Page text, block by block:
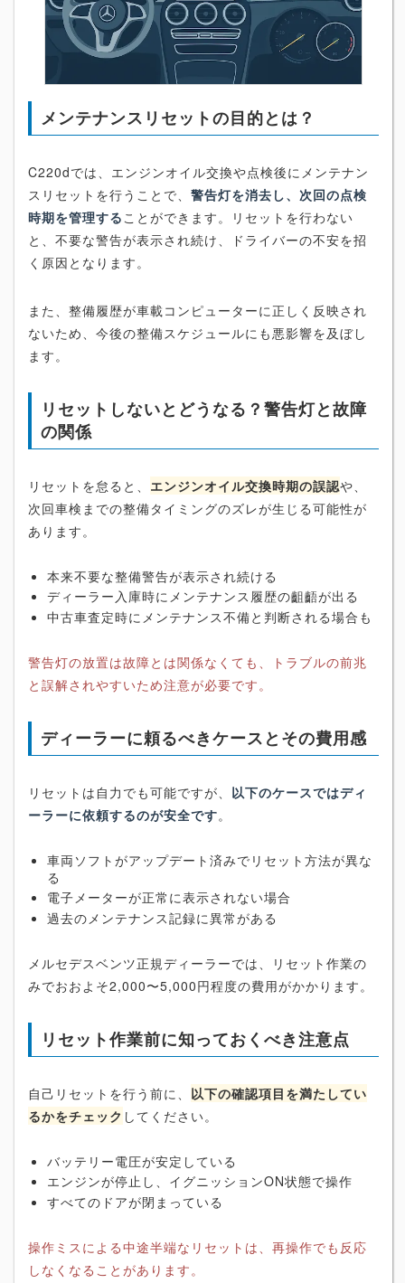
メンテナンスリセットの目的とは？
C220dでは、エンジンオイル交換や点検後にメンテナン
スリセットを行うことで、 警告灯を消去し、次回の点検
時期を管理する ことができます。リセットを行わない
と、不要な警告が表示され続け、ドライバーの不安を招
く原因となります。
また、整備履歴が車載コンピューターに正しく反映され
ないため、今後の整備スケジュールにも悪影響を及ぼし
ます。
リセットしないとどうなる？警告灯と故障
の関係
リセットを怠ると、 エンジンオイル交換時期の誤認や、
次回車検までの整備タイミングのズレが生じる可能性が
あります。
本来不要な整備警告が表示され続ける
ディーラー入庫時にメンテナンス履歴の齟齬が出る
中古車査定時にメンテナンス不備と判断される場合も
警告灯の放置は故障とは関係なくても、トラブルの前兆
と誤解されやすいため注意が必要です。
ディーラーに頼るべきケースとその費用感
リセットは自力でも可能ですが、 以下のケースではディ
ーラーに依頼するのが安全です。
車両ソフトがアップデート済みでリセット方法が異な
る
電子メーターが正常に表示されない場合
過去のメンテナンス記録に異常がある
メルセデスベンツ正規ディーラーでは、リセット作業の
みでおおよそ2,000〜5,000円程度の費用がかかります。
リセット作業前に知っておくべき注意点
自己リセットを行う前に、 以下の確認項目を満たしてい
るかをチェック してください。
バッテリー電圧が安定している
エンジンが停止し、イグニッションON状態で操作
すべてのドアが閉まっている
操作ミスによる中途半端なリセットは、再操作でも反応
しなくなることがあります。